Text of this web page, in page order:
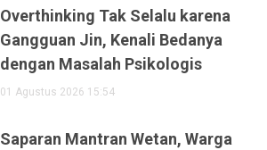
Overthinking Tak Selalu karena
Gangguan Jin, Kenali Bedanya
dengan Masalah Psikologis
01 Agustus 2026 15:54
Saparan Mantran Wetan, Warga